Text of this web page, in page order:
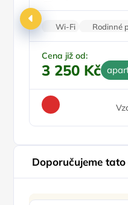
Wi-Fi Rodinné
Vinotéka
Cena již od:
3 250 Kč
Doporučujeme